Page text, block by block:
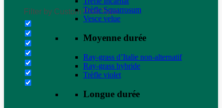
Filter by Custom Post Type
Trèfle Squarrosum
Vesce velue
Moyenne durée
Ray-grass d’Italie non-alternatif
Ray-grass hybride
Trèfle violet
Longue durée